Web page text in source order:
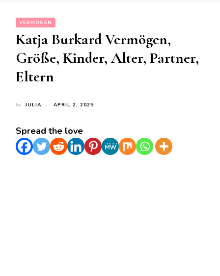
VERMÖGEN
Katja Burkard Vermögen,
Größe, Kinder, Alter, Partner,
Eltern
by JULIA APRIL 2, 2025
Spread the love